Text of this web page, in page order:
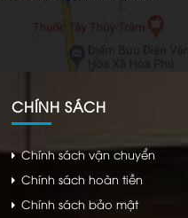
CHÍNH SÁCH
Chính sách vận chuyển
Chính sách hoàn tiền
Chính sách bảo mật